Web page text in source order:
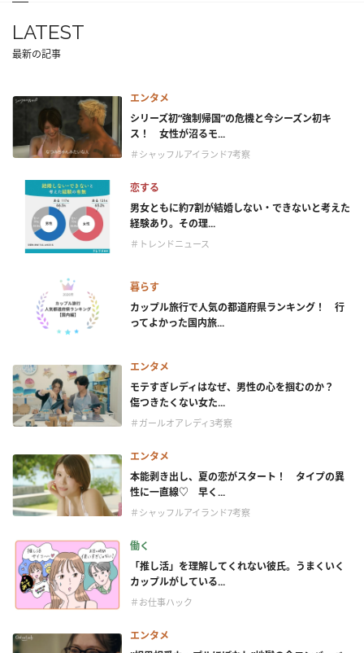
LATEST
最新の記事
エンタメ
シリーズ初“強制帰国”の危機と今シーズン初キ
ス！ 女性が沼るモ...
＃シャッフルアイランド7考察
恋する
男女ともに約7割が結婚しない・できないと考えた
経験あり。その理...
＃トレンドニュース
暮らす
カップル旅行で人気の都道府県ランキング！ 行
ってよかった国内旅...
エンタメ
モテすぎレディはなぜ、男性の心を掴むのか？
傷つきたくない女た...
＃ガールオアレディ3考察
エンタメ
本能剥き出し、夏の恋がスタート！ タイプの異
性に一直線♡ 早く...
＃シャッフルアイランド7考察
働く
「推し活」を理解してくれない彼氏。うまくいく
カップルがしている...
＃お仕事ハック
エンタメ